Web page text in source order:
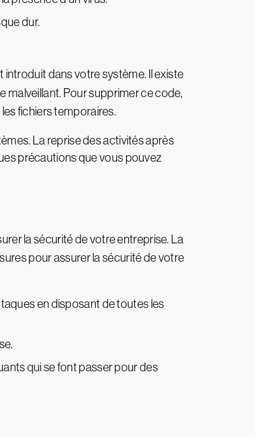
dur.
dans votre système. Il existe
Pour supprimer ce code,
fichiers temporaires.
La reprise des activités après
précautions que vous pouvez
la sécurité de votre entreprise. La
pour assurer la sécurité de votre
en disposant de toutes les
qui se font passer pour des